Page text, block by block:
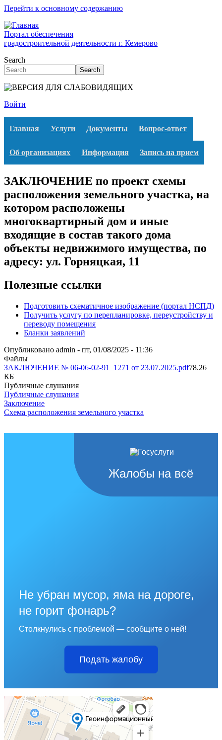
Перейти к основному содержанию
Портал обеспечения
градостроительной деятельности г. Кемерово
Search
Search
Войти
Главная Услуги Документы Вопрос-ответ
Об организациях Информация Запись на прием
ЗАКЛЮЧЕНИЕ по проект схемы
расположения земельного участка, на
котором расположены
многоквартирный дом и иные
входящие в состав такого дома
объекты недвижимого имущества, по
адресу: ул. Горняцкая, 11
Полезные ссылки
Подготовить схематичное изображение (портал НСПД)
Получить услугу по перепланировке, переустройству и
переводу помещения
Бланки заявлений
Опубликовано admin - пт, 01/08/2025 - 11:36
Файлы
ЗАКЛЮЧЕНИЕ № 06-06-02-91_1271 от 23.07.2025.pdf78.26
КБ
Публичные слушания
Публичные слушания
Заключение
Схема расположения земельного участка
Жалобы на всё
Не убран мусор, яма на дороге,
не горит фонарь?
Столкнулись с проблемой — сообщите о ней!
Подать жалобу